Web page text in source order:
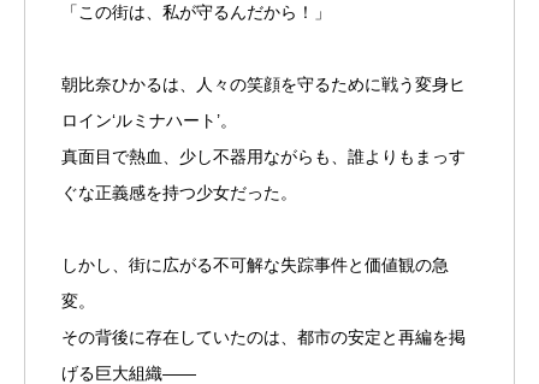
「この街は、私が守るんだから！」
朝比奈ひかるは、人々の笑顔を守るために戦う変身ヒ
ロイン‘ルミナハート’。
真面目で熱血、少し不器用ながらも、誰よりもまっす
ぐな正義感を持つ少女だった。
しかし、街に広がる不可解な失踪事件と価値観の急
変。
その背後に存在していたのは、都市の安定と再編を掲
げる巨大組織――